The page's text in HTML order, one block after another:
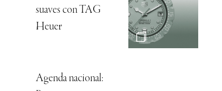
suaves con TAG
Heuer
Agenda nacional: